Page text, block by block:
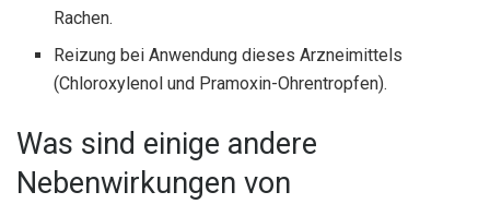
Rachen.
Reizung bei Anwendung dieses Arzneimittels
(Chloroxylenol und Pramoxin-Ohrentropfen).
Was sind einige andere
Nebenwirkungen von